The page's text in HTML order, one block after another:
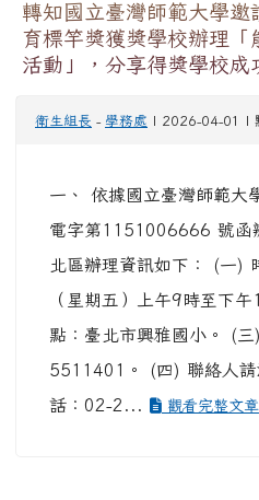
轉知國立臺灣師範大學
育標竿獎獲獎學校辦理「
活動」，分享得獎學校成
衛生組長 - 學務處 | 2026-04-01 |
一、 依據國立臺灣師範大
電字第1151006666 號函
北區辦理資訊如下： (一)
（星期五）上午9時至下
點：臺北市興雅國小。 (三
5511401。 (四) 聯絡人請
話：02-2...
觀看完整文章